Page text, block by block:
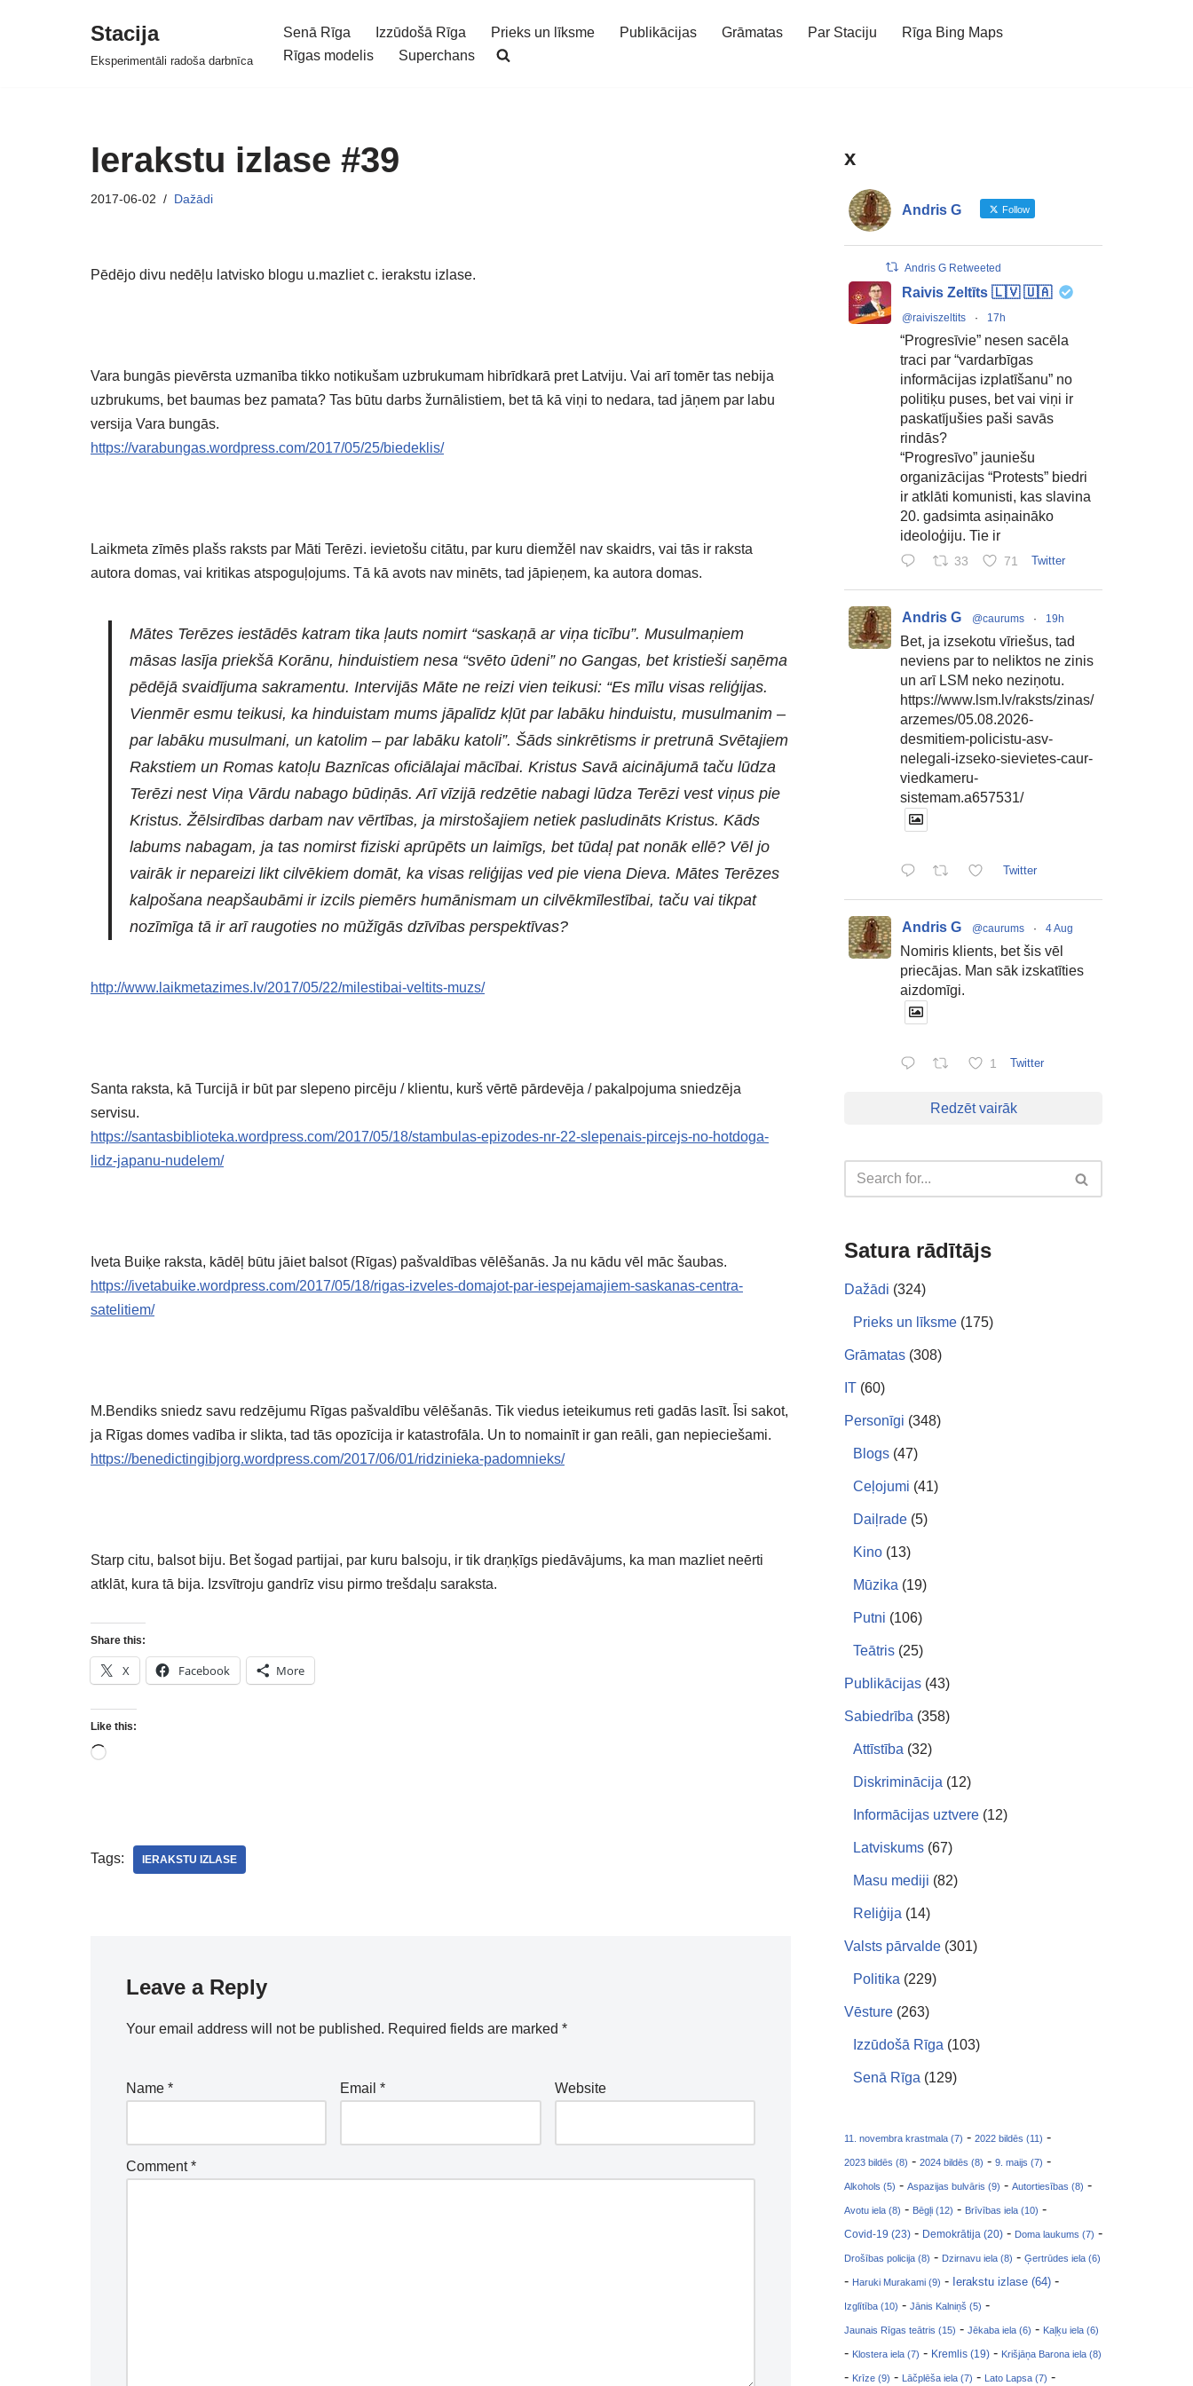
Stacija
Eksperimentāli radoša darbnīca
Senā Rīga Izzūdošā Rīga Prieks un līksme Publikācijas Grāmatas Par Staciju
Rīga Bing Maps
Rīgas modelis
Superchans
Ierakstu izlase #39
2017-06-02 Dažādi
Pēdējo divu nedēļu latvisko blogu u.mazliet c. ierakstu izlase.
Vara bungās pievērsta uzmanība tikko notikušam uzbrukumam hibrīdkarā pret Latviju. Vai arī tomēr tas nebija
uzbrukums, bet baumas bez pamata? Tas būtu darbs žurnālistiem, bet tā kā viņi to nedara, tad jāņem par labu
versija Vara bungās.
https://varabungas.wordpress.com/2017/05/25/biedeklis/
Laikmeta zīmēs plašs raksts par Māti Terēzi. ievietošu citātu, par kuru diemžēl nav skaidrs, vai tās ir raksta
autora domas, vai kritikas atspoguļojums. Tā kā avots nav minēts, tad jāpieņem, ka autora domas.
Mātes Terēzes iestādēs katram tika ļauts nomirt “saskaņā ar viņa ticību”. Musulmaņiem
māsas lasīja priekšā Korānu, hinduistiem nesa “svēto ūdeni” no Gangas, bet kristieši saņēma
pēdējā svaidījuma sakramentu. Intervijās Māte ne reizi vien teikusi: “Es mīlu visas reliģijas.
Vienmēr esmu teikusi, ka hinduistam mums jāpalīdz kļūt par labāku hinduistu, musulmanim –
par labāku musulmani, un katolim – par labāku katoli”. Šāds sinkrētisms ir pretrunā Svētajiem
Rakstiem un Romas katoļu Baznīcas oficiālajai mācībai. Kristus Savā aicinājumā taču lūdza
Terēzi nest Viņa Vārdu nabago būdiņās. Arī vīzijā redzētie nabagi lūdza Terēzi vest viņus pie
Kristus. Žēlsirdības darbam nav vērtības, ja mirstošajiem netiek pasludināts Kristus. Kāds
labums nabagam, ja tas nomirst fiziski aprūpēts un laimīgs, bet tūdaļ pat nonāk ellē? Vēl jo
vairāk ir nepareizi likt cilvēkiem domāt, ka visas reliģijas ved pie viena Dieva. Mātes Terēzes
kalpošana neapšaubāmi ir izcils piemērs humānismam un cilvēkmīlestībai, taču vai tikpat
nozīmīga tā ir arī raugoties no mūžīgās dzīvības perspektīvas?
http://www.laikmetazimes.lv/2017/05/22/milestibai-veltits-muzs/
Santa raksta, kā Turcijā ir būt par slepeno pircēju / klientu, kurš vērtē pārdevēja / pakalpojuma sniedzēja
servisu.
https://santasbiblioteka.wordpress.com/2017/05/18/stambulas-epizodes-nr-22-slepenais-pircejs-no-hotdoga-
lidz-japanu-nudelem/
Iveta Buiķe raksta, kādēļ būtu jāiet balsot (Rīgas) pašvaldības vēlēšanās. Ja nu kādu vēl māc šaubas.
https://ivetabuike.wordpress.com/2017/05/18/rigas-izveles-domajot-par-iespejamajiem-saskanas-centra-
satelitiem/
M.Bendiks sniedz savu redzējumu Rīgas pašvaldību vēlēšanās. Tik viedus ieteikumus reti gadās lasīt. Īsi sakot,
ja Rīgas domes vadība ir slikta, tad tās opozīcija ir katastrofāla. Un to nomainīt ir gan reāli, gan nepieciešami.
https://benedictingibjorg.wordpress.com/2017/06/01/ridzinieka-padomnieks/
Starp citu, balsot biju. Bet šogad partijai, par kuru balsoju, ir tik draņķīgs piedāvājums, ka man mazliet neērti
atklāt, kura tā bija. Izsvītroju gandrīz visu pirmo trešdaļu saraksta.
Share this:
X Facebook More
Like this:
Tags: IERAKSTU IZLASE
Leave a Reply
Your email address will not be published. Required fields are marked *
Name * Email* Website
Comment*
x
Andris G Follow
Andris G Retweeted
Raivis Zeltīts 🇱🇻 🇺🇦
@raiviszeltits · 17h
“Progresīvie” nesen sacēla
traci par “vardarbīgas
informācijas izplatīšanu” no
politiķu puses, bet vai viņi ir
paskatījušies paši savās
rindās?
“Progresīvo” jauniešu
organizācijas “Protests” biedri
ir atklāti komunisti, kas slavina
20. gadsimta asiņaināko
ideoloģiju. Tie ir
33 71 Twitter
Andris G @caurums · 19h
Bet, ja izsekotu vīriešus, tad
neviens par to neliktos ne zinis
un arī LSM neko neziņotu.
https://www.lsm.lv/raksts/zinas/
arzemes/05.08.2026-
desmitiem-policistu-asv-
nelegali-izseko-sievietes-caur-
viedkameru-
sistemam.a657531/
Twitter
Andris G @caurums · 4 Aug
Nomiris klients, bet šis vēl
priecājas. Man sāk izskatīties
aizdomīgi.
1 Twitter
Redzēt vairāk
Satura rādītājs
Dažādi (324)
Prieks un līksme (175)
Grāmatas (308)
IT (60)
Personīgi (348)
Blogs (47)
Ceļojumi (41)
Daiļrade (5)
Kino (13)
Mūzika (19)
Putni (106)
Teātris (25)
Publikācijas (43)
Sabiedrība (358)
Attīstība (32)
Diskriminācija (12)
Informācijas uztvere (12)
Latviskums (67)
Masu mediji (82)
Reliģija (14)
Valsts pārvalde (301)
Politika (229)
Vēsture (263)
Izzūdošā Rīga (103)
Senā Rīga (129)
11. novembra krastmala (7) - 2022 bildēs (11) -
2023 bildēs (8) - 2024 bildēs (8) - 9. maijs (7) -
Alkohols (5) - Aspazijas bulvāris (9) - Autortiesības (8) -
Avotu iela (8) - Bēgļi (12) - Brīvības iela (10) -
Covid-19 (23) - Demokrātija (20) - Doma laukums (7) -
Drošības policija (8) - Dzirnavu iela (8) - Ģertrūdes iela (6)
- Haruki Murakami (9) - Ierakstu izlase (64) -
Izglītība (10) - Jānis Kalniņš (5) -
Jaunais Rīgas teātris (15) - Jēkaba iela (6) - Kaļķu iela (6)
- Klostera iela (7) - Kremlis (19) - Krišjāņa Barona iela (8)
- Krīze (9) - Lāčplēša iela (7) - Lato Lapsa (7) -